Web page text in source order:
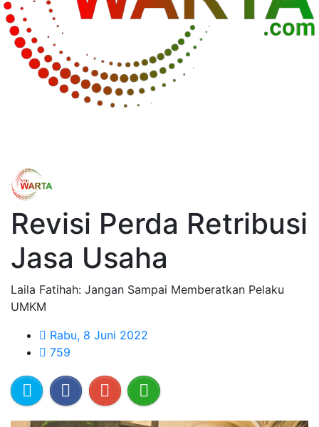
Revisi Perda Retribusi
Jasa Usaha
Laila Fatihah: Jangan Sampai Memberatkan Pelaku
UMKM
Rabu, 8 Juni 2022
759